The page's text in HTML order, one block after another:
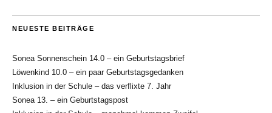
NEUESTE BEITRÄGE
Sonea Sonnenschein 14.0 – ein Geburtstagsbrief
Löwenkind 10.0 – ein paar Geburtstagsgedanken
Inklusion in der Schule – das verflixte 7. Jahr
Sonea 13. – ein Geburtstagspost